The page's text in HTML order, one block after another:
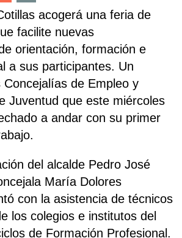
acogerá una feria de
facilite nuevas
orientación, formación e
a sus participantes. Un
Concejalías de Empleo y
Juventud que este miércoles
a andar con su primer
del alcalde Pedro José
María Dolores
con la asistencia de técnicos
los colegios e institutos del
de Formación Profesional.